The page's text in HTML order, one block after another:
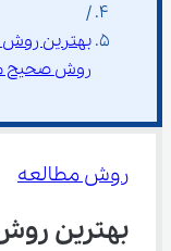
/
بهترین روش
روش صحیح
روش مطالعه
بهترین